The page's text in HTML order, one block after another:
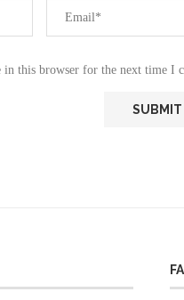
in this browser for the next time I